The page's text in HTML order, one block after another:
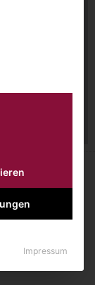
für die eine
Impressum